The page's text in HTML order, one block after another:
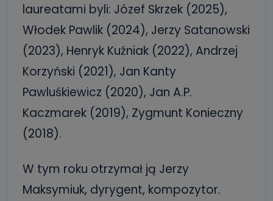
laureatami byli: Józef Skrzek (2025),
Włodek Pawlik (2024), Jerzy Satanowski
(2023), Henryk Kuźniak (2022), Andrzej
Korzyński (2021), Jan Kanty
Pawluśkiewicz (2020), Jan A.P.
Kaczmarek (2019), Zygmunt Konieczny
(2018).
W tym roku otrzymał ją Jerzy
Maksymiuk, dyrygent, kompozytor.